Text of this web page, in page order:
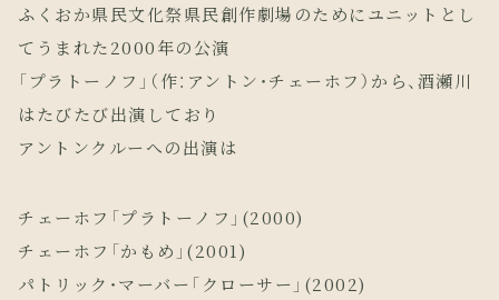
ふくおか県民文化祭県民創作劇場のためにユニットとし
てうまれた2000年の公演
「プラトーノフ」（作：アントン・チェーホフ）から、酒瀬川
はたびたび出演しており
アントンクルーへの出演は
チェーホフ「プラトーノフ」(2000)
チェーホフ「かもめ」(2001)
パトリック・マーバー「クローサー」(2002)